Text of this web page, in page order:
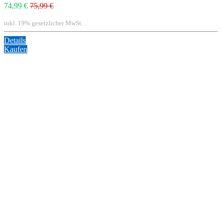
74,99 € 75,99 €
inkl. 19% gesetzlicher MwSt.
Details
Kaufen